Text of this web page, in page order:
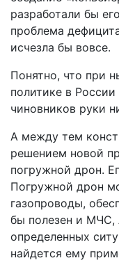
разработали бы
проблема
исчезла бы вовсе.
Понятно, что при
политике в
чиновников руки
А между тем
решением новой
погружной дрон.
Погружной дрон
газопроводы,
бы полезен и МЧС,
определенных
найдется ему